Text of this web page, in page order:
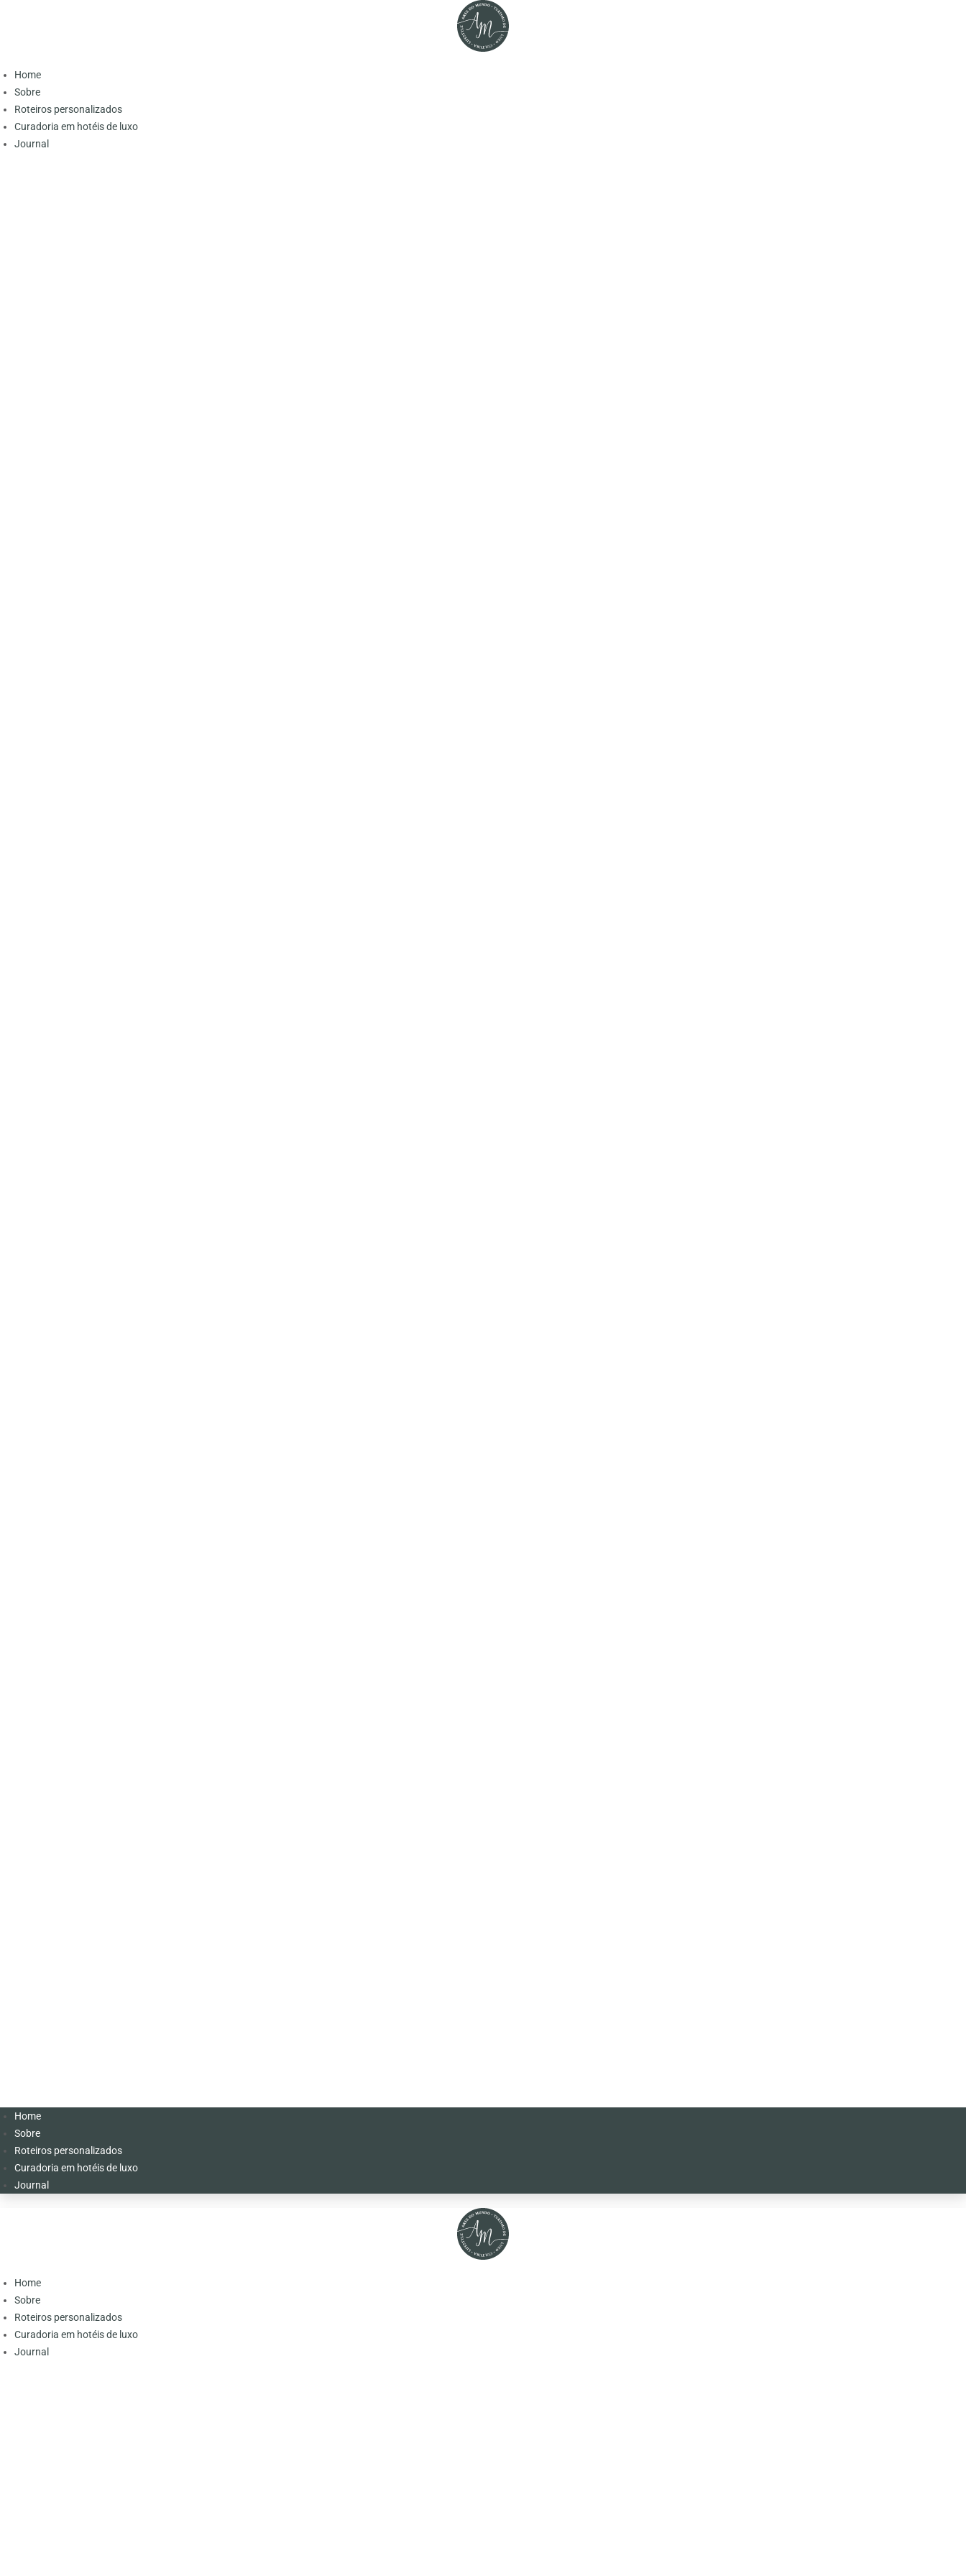
Home
Sobre
Roteiros personalizados
Curadoria em hotéis de luxo
Journal
Home
Sobre
Roteiros personalizados
Curadoria em hotéis de luxo
Journal
Home
Sobre
Roteiros personalizados
Curadoria em hotéis de luxo
Journal